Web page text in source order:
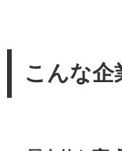
こんな企